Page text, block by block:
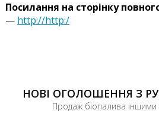
Посилання на сторінку
— http://http:/
НОВІ ОГОЛОШЕННЯ З
Продаж біопалива